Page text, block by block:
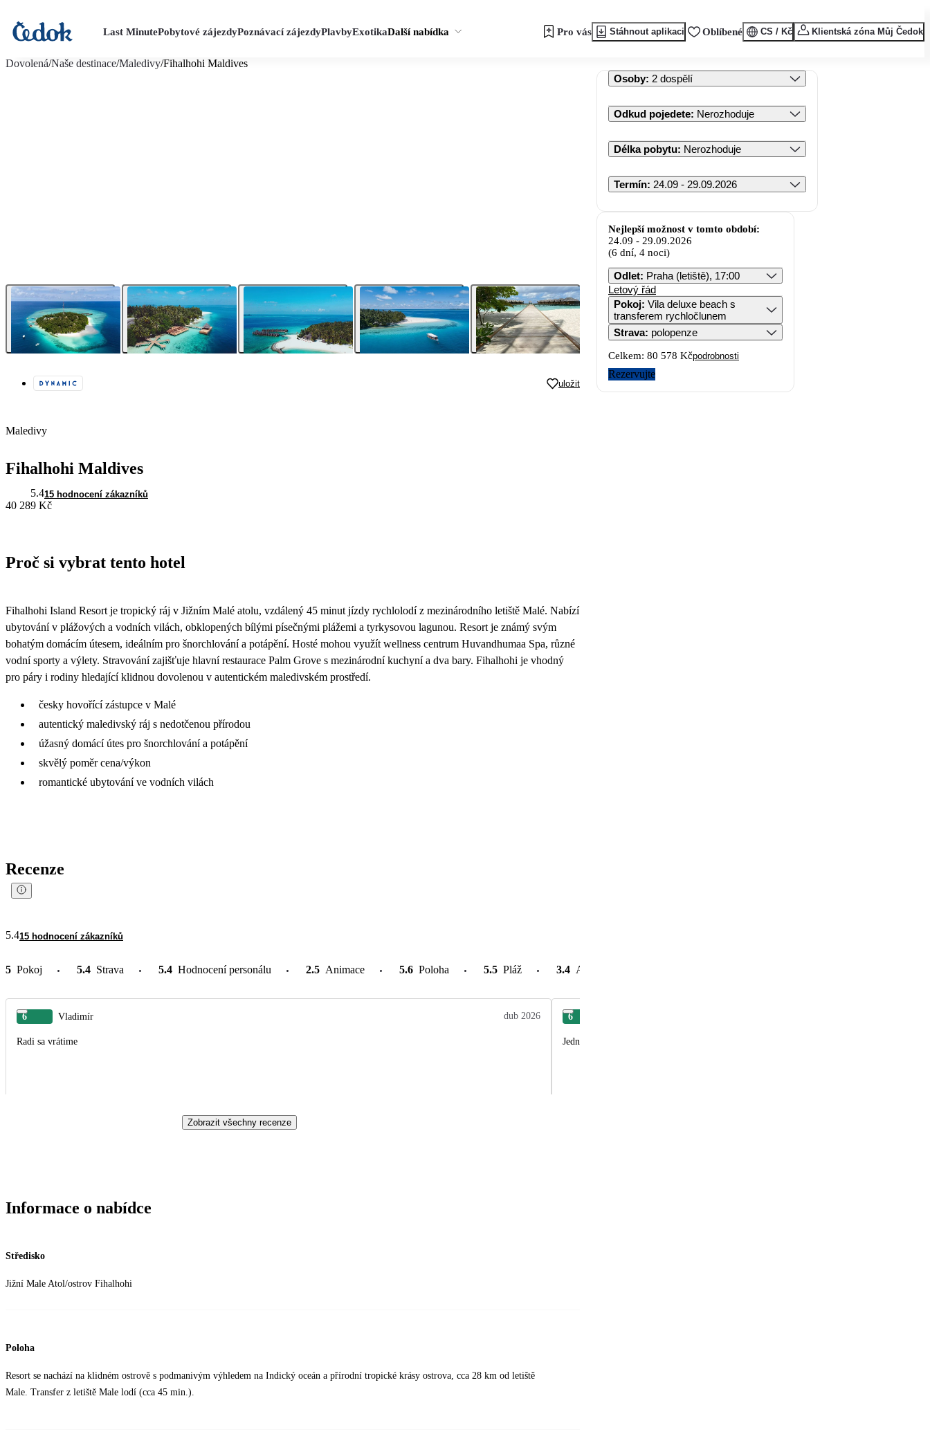
Last MinutePobytové zájezdyPoznávací zájezdyPlavbyExotikaDalší nabídka Pro vás Stáhnout aplikaci Oblíbené CS / Kč Klientská zóna Můj Čedok
Dovolená/Naše destinace/Maledivy/Fihalhohi Maldives
uložit
Maledivy
Fihalhohi Maldives
5.415 hodnocení zákazníků
40 289 Kč
Proč si vybrat tento hotel
Fihalhohi Island Resort je tropický ráj v Jižním Malé atolu, vzdálený 45 minut jízdy rychlolodí z mezinárodního letiště Malé. Nabízí
ubytování v plážových a vodních vilách, obklopených bílými písečnými plážemi a tyrkysovou lagunou. Resort je známý svým
bohatým domácím útesem, ideálním pro šnorchlování a potápění. Hosté mohou využít wellness centrum Huvandhumaa Spa, různé
vodní sporty a výlety. Stravování zajišťuje hlavní restaurace Palm Grove s mezinárodní kuchyní a dva bary. Fihalhohi je vhodný
pro páry i rodiny hledající klidnou dovolenou v autentickém maledivském prostředí.
česky hovořící zástupce v Malé
autentický maledivský ráj s nedotčenou přírodou
úžasný domácí útes pro šnorchlování a potápění
skvělý poměr cena/výkon
romantické ubytování ve vodních vilách
Recenze
5.415 hodnocení zákazníků
5 Pokoj 5.4 Strava 5.4 Hodnocení personálu 2.5 Animace 5.6 Poloha 5.5 Pláž 3.4 Atrakce v okolí
6 Vladimír dub 2026
Radi sa vrátime
6
Jedním slovem LUXUS. Nejkrásnější dovolená kde jsem kdy byla.
Zobrazit všechny recenze
Informace o nabídce
Středisko
Jižní Male Atol/ostrov Fihalhohi
Poloha
Resort se nachází na klidném ostrově s podmanivým výhledem na Indický oceán a přírodní tropické krásy ostrova, cca 28 km od letiště
Male. Transfer z letiště Male lodí (cca 45 min.).
Osoby: 2 dospělí
Odkud pojedete: Nerozhoduje
Délka pobytu: Nerozhoduje
Termín: 24.09 - 29.09.2026
Nejlepší možnost v tomto období:
24.09 - 29.09.2026
(6 dní, 4 noci)
Odlet: Praha (letiště), 17:00
Letový řád
Pokoj: Vila deluxe beach s
transferem rychločlunem
Strava: polopenze
Celkem: 80 578 Kčpodrobnosti
Rezervujte